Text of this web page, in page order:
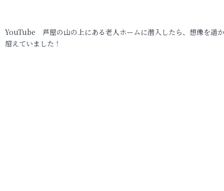
YouTube 芦屋の山の上にある老人ホームに潜入したら、想像を遥
超えていました！